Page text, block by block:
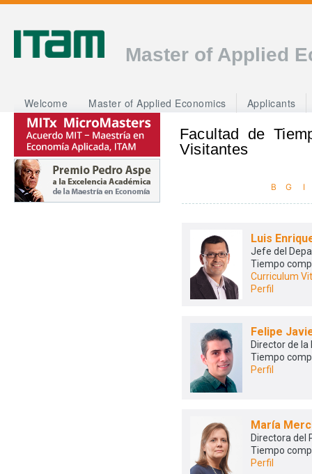
Master of Applied
Welcome Master of Applied Economics Applicants
Facultad de
Visitantes
B G I
Luis
Jefe del
Tiempo
Curriculum
Perfil
Felipe
Director de
Tiempo
Perfil
María
Directora del
Tiempo
Perfil